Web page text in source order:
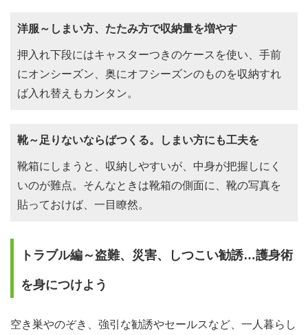
洋服～しまい方、たたみ方で収納量を増やす
押入れ下段にはキャスターつきのケースを使い、手前
にオンシーズン、奥にオフシーズンのものを収納すれ
ば入れ替えもカンタン。
靴～足りないならばつくる。しまい方にも工夫を
靴箱にしまうと、収納しやすいが、中身が把握しにく
いのが難点。そんなときは靴箱の側面に、靴の写真を
貼っておけば、一目瞭然。
トラブル編～盗難、災害、しつこい勧誘…護身術
を身につけよう
空き巣やのぞき、強引な勧誘やセールスなど、一人暮らし